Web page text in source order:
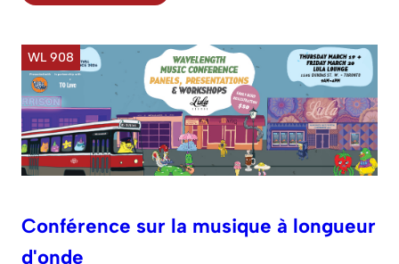
WL 908
Conférence sur la musique à longueur
d'onde